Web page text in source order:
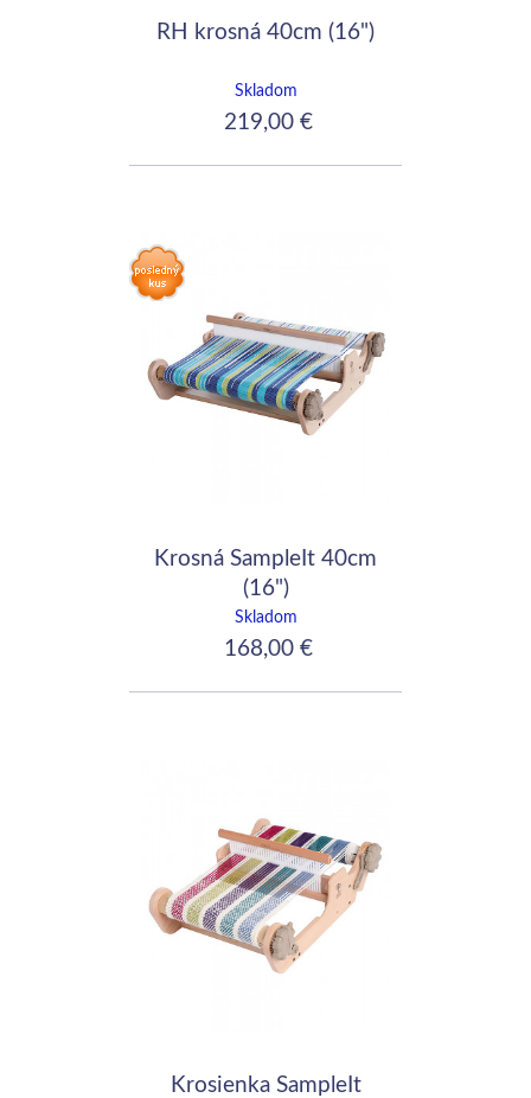
RH krosná 40cm (16")
Skladom
219,00 €
Krosná SampleIt 40cm
(16")
Skladom
168,00 €
Krosienka SampleIt